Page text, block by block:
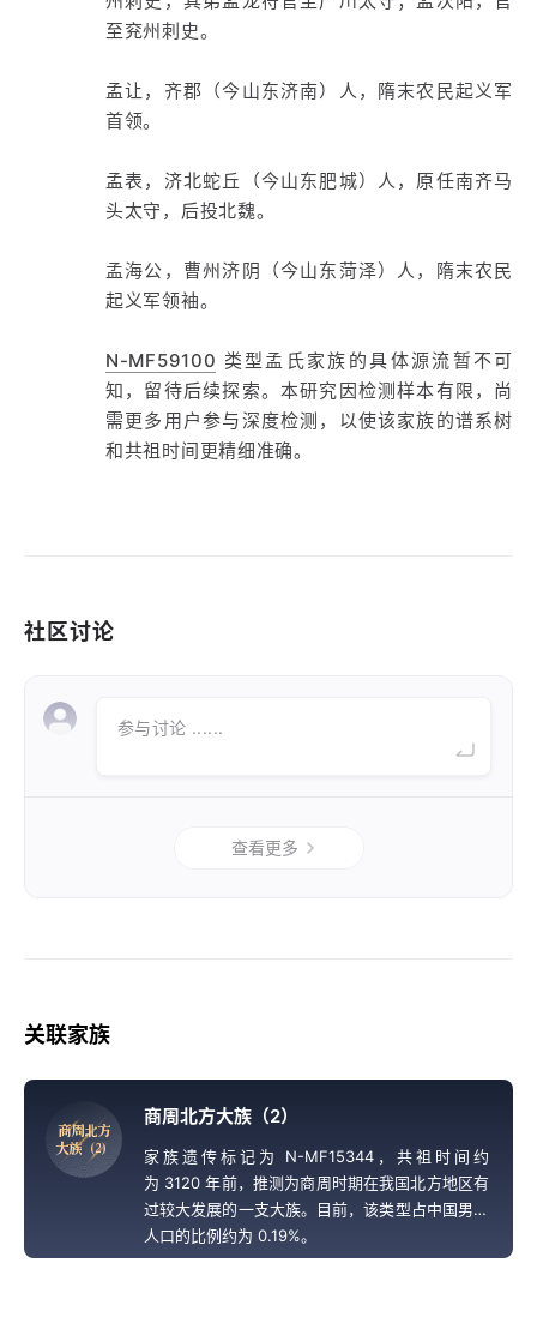
至兖州刺史。
孟让，齐郡（今山东济南）人，隋末农民起义军
首领。
孟表，济北蛇丘（今山东肥城）人，原任南齐马
头太守，后投北魏。
孟海公，曹州济阴（今山东菏泽）人，隋末农民
起义军领袖。
N-MF59100 类型孟氏家族的具体源流暂不可
知，留待后续探索。本研究因检测样本有限，尚
需更多用户参与深度检测，以使该家族的谱系树
和共祖时间更精细准确。
社区讨论
参与讨论 ......
查看更多
关联家族
商周北方
大族（2）
商周北方大族（2）
家族遗传标记为 N-MF15344，共祖时间约
为 3120 年前，推测为商周时期在我国北方地区有
过较大发展的一支大族。目前，该类型占中国男性
人口的比例约为 0.19%。